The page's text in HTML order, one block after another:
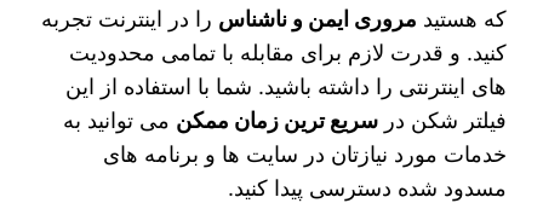
که هستید مروری ایمن و ناشناس را در اینترنت تجربه
کنید. و قدرت لازم برای مقابله با تمامی محدودیت‌
های اینترنتی را داشته باشید. شما با استفاده از این
فیلتر شکن درسریع ترین زمان ممکن می توانید به
خدمات مورد نیازتان در سایت‌ ها و برنامه های
مسدود شده دسترسی پیدا کنید.